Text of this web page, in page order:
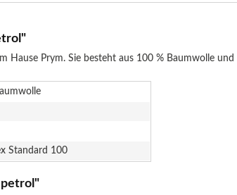
Prym. Sie besteht aus 100 % Baumwolle
Standard 100
petrol"